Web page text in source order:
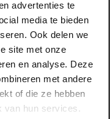
advertenties te
media te bieden
Ook delen we
site met onze
en analyse. Deze
met andere
of die ze hebben
van hun services.